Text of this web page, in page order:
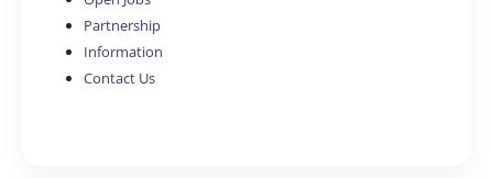
Partnership
Information
Contact Us